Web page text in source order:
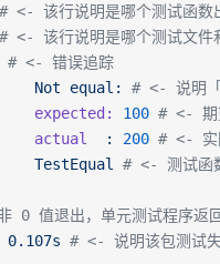
# <- 该行说明是哪个测试函数
# <- 该行说明是哪个测试文件
# <- 错误追踪
Not
equal:
# <- 说明
expected:
100 # <- 期
actual
  :
200 # <- 实
TestEqual
# <- 测试函
0 值退出，单元测试程序返
0.107s
# <- 说明该包测试